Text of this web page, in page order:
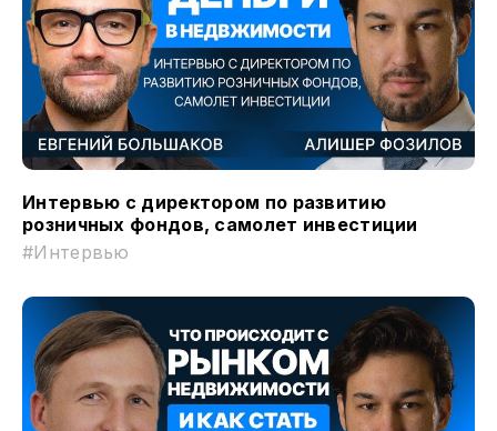
Интервью с директором по развитию
розничных фондов, самолет инвестиции
#Интервью